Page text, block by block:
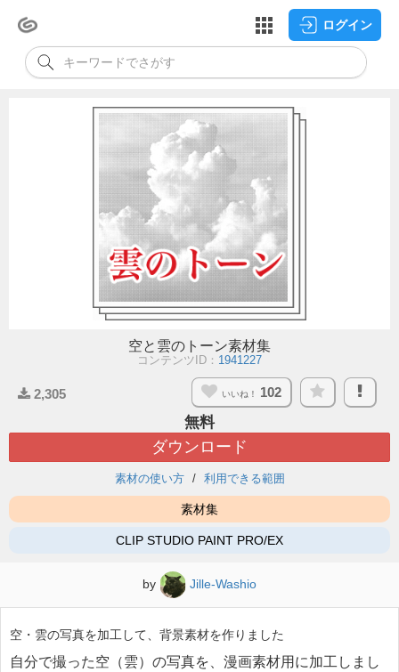
ログイン
空と雲のトーン素材集
コンテンツID： 1941227
2,305 いいね！ 102
無料
ダウンロード
素材の使い方 利用できる範囲
素材集
CLIP STUDIO PAINT PRO/EX
by Jille-Washio
空・雲の写真を加工して、背景素材を作りました
自分で撮った空（雲）の写真を、漫画素材用に加工しまし